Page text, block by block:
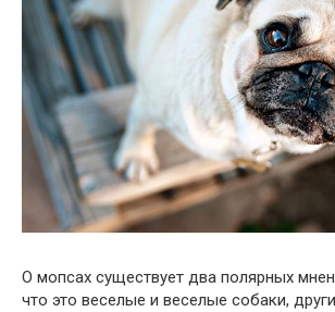
О мопсах существует два полярных
что это веселые и веселые собаки,